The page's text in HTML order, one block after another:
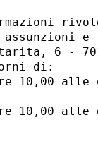
Starita, 6 -
di:
10,00 alle
10,00